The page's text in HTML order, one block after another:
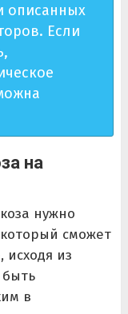
описанных
Если
на
нужно
сможет
исходя из
в